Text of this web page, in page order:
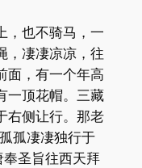
，也不骑马，一
，凄凄凉凉，往
面，有一个年高
一顶花帽。三藏
右侧让行。那老
孤凄凄独行于
奉圣旨往西天拜